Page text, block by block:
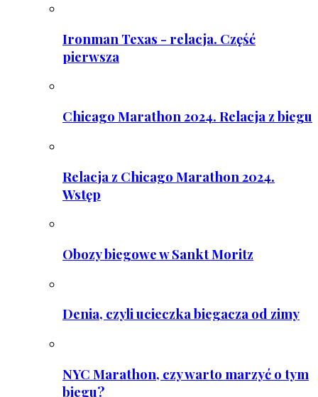
Ironman Texas - relacja. Część
pierwsza
Chicago Marathon 2024. Relacja z biegu
Relacja z Chicago Marathon 2024.
Wstęp
Obozy biegowe w Sankt Moritz
Denia, czyli ucieczka biegacza od zimy
NYC Marathon, czy warto marzyć o tym
biegu?